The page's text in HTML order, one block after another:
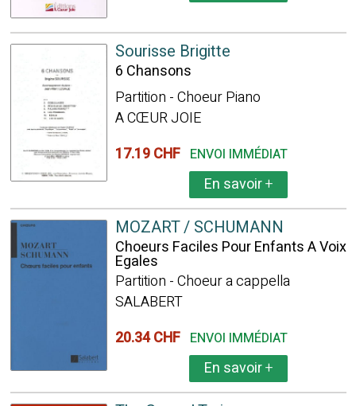
Sourisse Brigitte
6 Chansons
Partition - Choeur Piano
A CŒUR JOIE
17.19 CHF ENVOI IMMÉDIAT
En savoir+
MOZART / SCHUMANN
Choeurs Faciles Pour Enfants A Voix
Egales
Partition - Choeur a cappella
SALABERT
20.34 CHF ENVOI IMMÉDIAT
En savoir+